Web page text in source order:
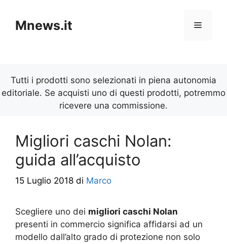
contenuto
Mnews.it Menu
Tutti i prodotti sono selezionati in piena autonomia
editoriale. Se acquisti uno di questi prodotti, potremmo
ricevere una commissione.
Migliori caschi Nolan:
guida all’acquisto
15 Luglio 2018 di Marco
Scegliere uno dei migliori caschi Nolan
presenti in commercio significa affidarsi ad un
modello dall’alto grado di protezione non solo